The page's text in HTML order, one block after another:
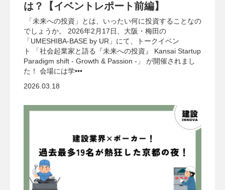
は？【イベントレポート前編】
「未来への投資」とは、いったい何に投資することなの
でしょうか。 2026年2月17日、大阪・梅田の
「UMESHIBA-BASE by UR」にて、トークイベン
ト 「社会起業家と語る『未来への投資』 Kansai Startup
Paradigm shift - Growth & Passion -」 が開催されまし
た！ 会場には学•••
2026.03.18